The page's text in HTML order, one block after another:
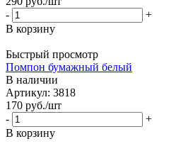
-
+
В корзину
Быстрый просмотр
Помпон бумажный белый
В наличии
Артикул: 3818
170 руб./шт
-
+
В корзину